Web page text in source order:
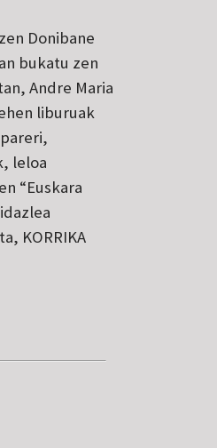
Donibane
bukatu zen
Andre Maria
liburuak
leloa
“Euskara
KORRIKA